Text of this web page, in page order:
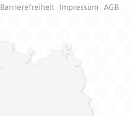
Barrierefreiheit Impressum
AGB